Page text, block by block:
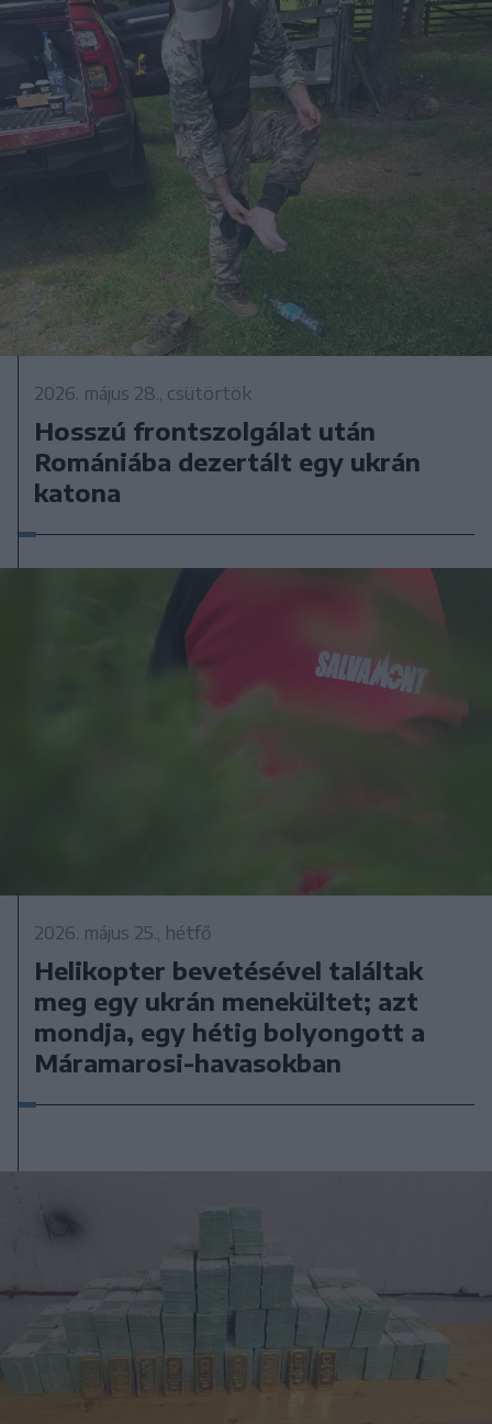
2026. május 28., csütörtök
Hosszú frontszolgálat után
Romániába dezertált egy ukrán
katona
2026. május 25., hétfő
Helikopter bevetésével találtak
meg egy ukrán menekültet; azt
mondja, egy hétig bolyongott a
Máramarosi-havasokban